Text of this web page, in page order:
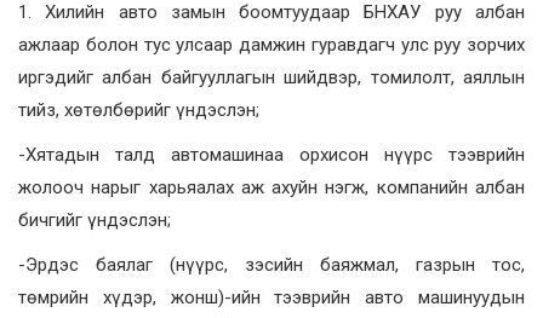
1. Хилийн авто замын боомтуудаар БНХАУ руу албан
ажлаар болон тус улсаар дамжин гуравдагч улс руу зорчих
иргэдийг албан байгууллагын шийдвэр, томилолт, аяллын
тийз, хөтөлбөрийг үндэслэн;
-Хятадын талд автомашинаа орхисон нүүрс тээврийн
жолооч нарыг харьяалах аж ахуйн нэгж, компанийн албан
бичгийг үндэслэн;
-Эрдэс баялаг (нүүрс, зэсийн баяжмал, газрын тос,
төмрийн хүдэр, жонш)-ийн тээврийн авто машинуудын